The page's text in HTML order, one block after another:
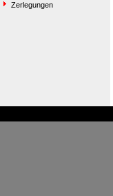
Zerlegungen